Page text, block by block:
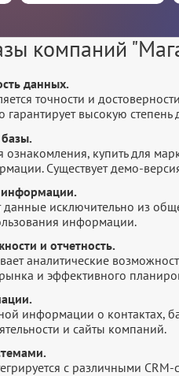
компаний
данных.
точности и
гарантирует высокую
ознакомления, купить для
Существует демо-
информации.
исключительно из
информации.
и отчетность.
аналитические
и эффективного
информации о контактах,
и сайты компаний.
с различными